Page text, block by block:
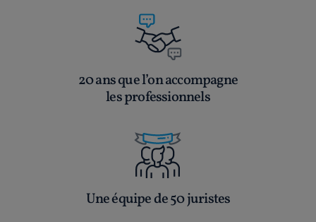
20 ans que l’on accompagne
les professionnels
Une équipe de 50 juristes